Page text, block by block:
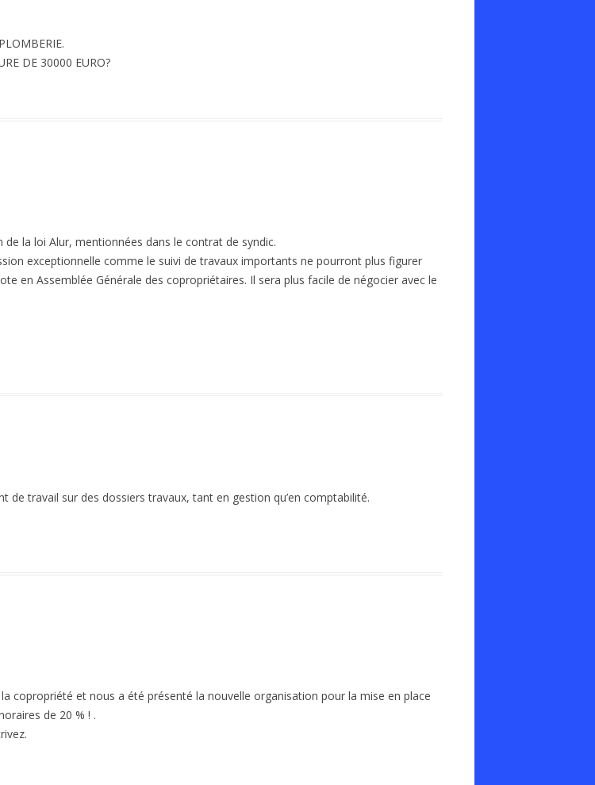
DE 30000 EURO?
la loi Alur, mentionnées dans le contrat de syndic.
exceptionnelle comme le suivi de travaux importants ne pourront plus figurer
en Assemblée Générale des copropriétaires. Il sera plus facile de négocier avec le
de travail sur des dossiers travaux, tant en gestion qu’en comptabilité.
copropriété et nous a été présenté la nouvelle organisation pour la mise en place
de 20 % ! .